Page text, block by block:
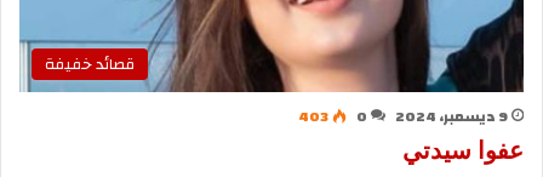
قصائد خفيفة
9 ديسمبر، 2024 0
403
عفوا سيدتي